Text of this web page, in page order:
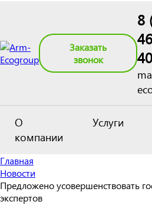
Заказать
звонок
8
40
О
компании
Услуги
Главная
Новости
Предложено усовершенствовать
экспертов